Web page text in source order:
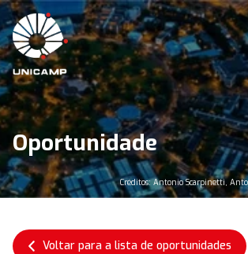
Oportunidade
Créditos: Antonio Scarpinetti,
Voltar para a lista de oportunidades